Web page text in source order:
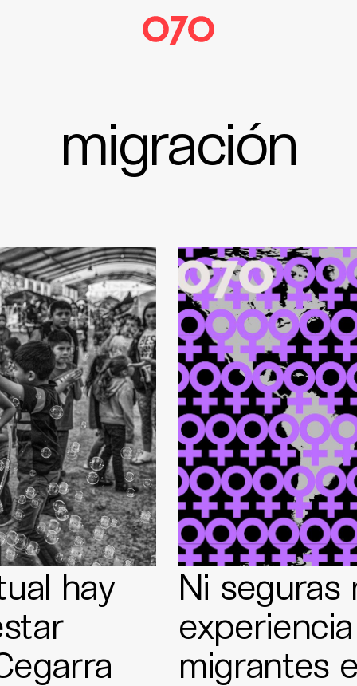
migración
hay
Ni seguras
migrantes